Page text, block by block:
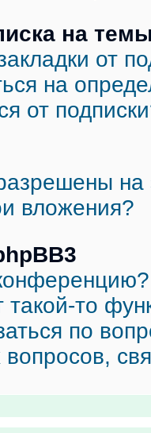
на
от
на
от
вложения?
такой-то
по